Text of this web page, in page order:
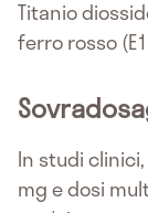
Titanio
ferro rosso
In studi
mg e dosi